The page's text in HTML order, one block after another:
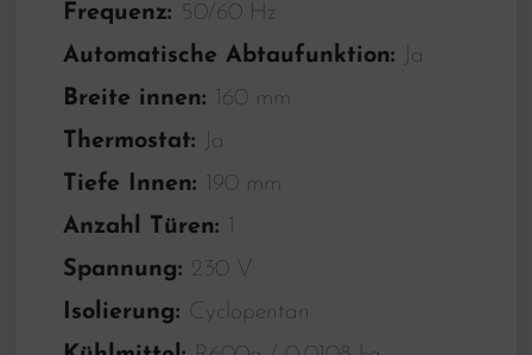
Frequenz: 50/60 Hz
Automatische Abtaufunktion:
Ja
Breite innen: 160 mm
Thermostat:
Ja
Tiefe Innen: 190 mm
Anzahl Türen: 1
Spannung: 230 V
Isolierung: Cyclopentan